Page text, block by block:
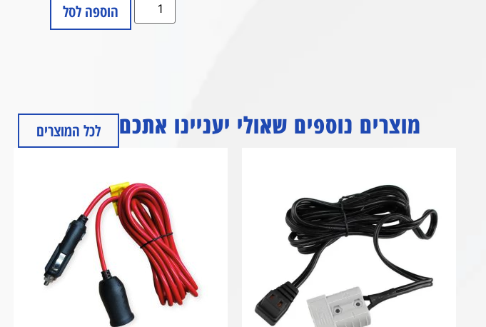
הוספה לסל
מוצרים נוספים שאולי יעניינו אתכם לכל המוצרים